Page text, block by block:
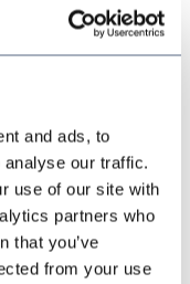
and ads, to
our traffic.
use of our site with
partners who
that you’ve
from your use
y limpieza
–
y seguras
el área de